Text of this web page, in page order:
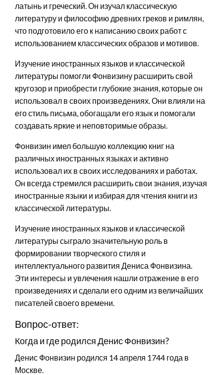
латынь и греческий. Он изучал классическую
литературу и философию древних греков и римлян,
что подготовило его к написанию своих работ с
использованием классических образов и мотивов.
Изучение иностранных языков и классической
литературы помогли Фонвизину расширить свой
кругозор и приобрести глубокие знания, которые он
использовал в своих произведениях. Они влияли на
его стиль письма, обогащали его язык и помогали
создавать яркие и неповторимые образы.
Фонвизин имел большую коллекцию книг на
различных иностранных языках и активно
использовал их в своих исследованиях и работах.
Он всегда стремился расширить свои знания, изучая
иностранные языки и избирая для чтения книги из
классической литературы.
Изучение иностранных языков и классической
литературы сыграло значительную роль в
формировании творческого стиля и
интеллектуального развития Дениса Фонвизина.
Эти интересы и увлечения нашли отражение в его
произведениях и сделали его одним из величайших
писателей своего времени.
Вопрос-ответ:
Когда и где родился Денис Фонвизин?
Денис Фонвизин родился 14 апреля 1744 года в
Москве.